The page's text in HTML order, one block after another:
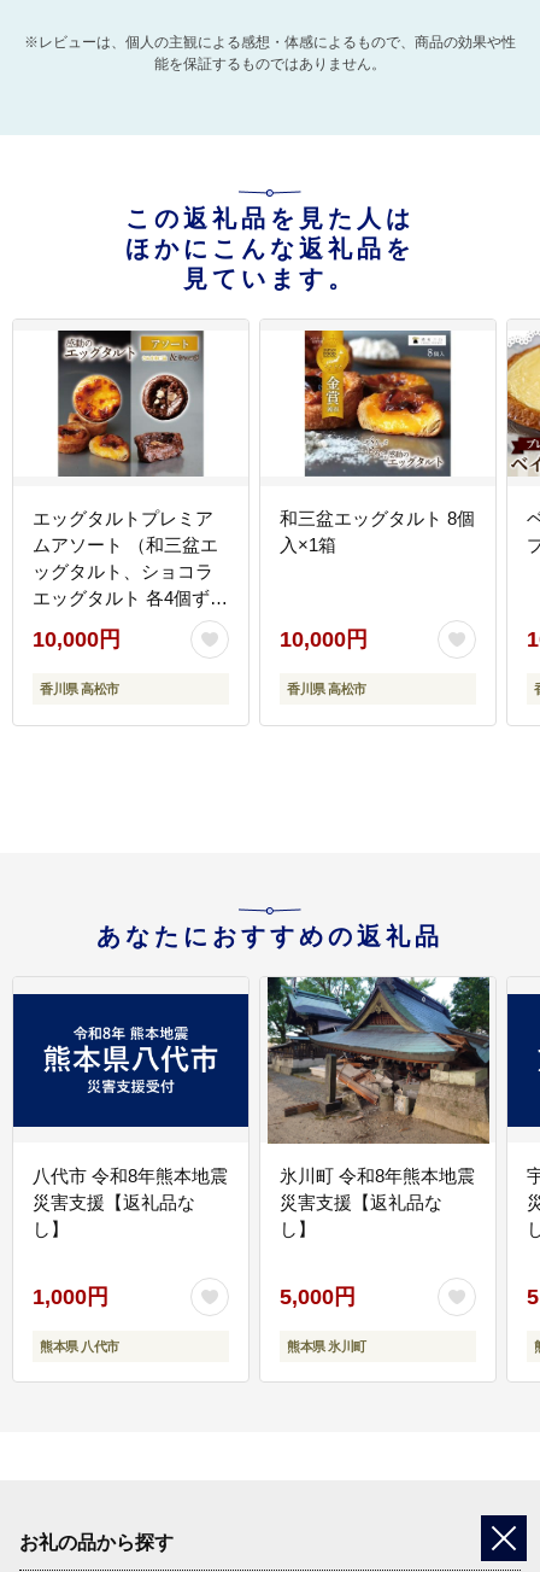
※レビューは、個人の主観による感想・体感によるもので、商品の効果や性
能を保証するものではありません。
この返礼品を見た人は
ほかにこんな返礼品を
見ています。
エッグタルトプレミア
ムアソート （和三盆エ
ッグタルト、ショコラ
エッグタルト 各4個ず
10,000円
香川県 高松市
和三盆エッグタルト 8個
入×1箱
10,000円
香川県 高松市
あなたにおすすめの返礼品
八代市 令和8年熊本地震
災害支援【返礼品な
し】
1,000円
熊本県 八代市
氷川町 令和8年熊本地震
災害支援【返礼品な
し】
5,000円
熊本県 氷川町
お礼の品から探す